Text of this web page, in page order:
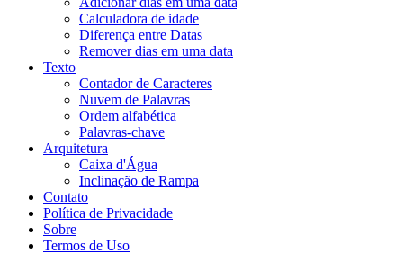
Calculadora de idade
Diferença entre Datas
Remover dias em uma data
Texto
Contador de Caracteres
Nuvem de Palavras
Ordem alfabética
Palavras-chave
Arquitetura
Caixa d'Água
Inclinação de Rampa
Contato
Política de Privacidade
Sobre
Termos de Uso